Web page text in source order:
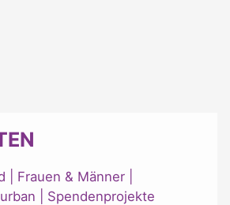
Frauen & Männer
Spendenprojekte